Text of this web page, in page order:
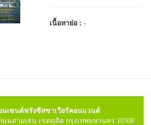
เนื้อหาย่อ :-
ยนเซนต์ฟรังซีสซาเวียร์คอนแวนต์
นสามเสน เขตดุสิต กรุงเทพมหานคร 10300